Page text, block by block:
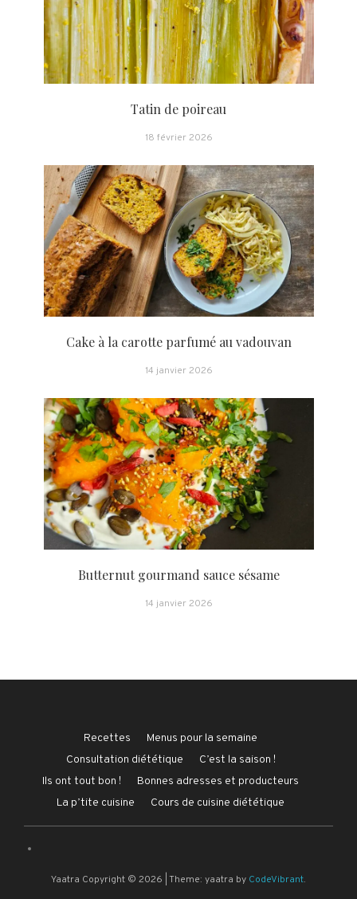
Tatin de poireau
18 février 2026
Cake à la carotte parfumé au vadouvan
14 janvier 2026
Butternut gourmand sauce sésame
14 janvier 2026
Recettes
Menus pour la semaine
Consultation diététique
C’est la saison !
Ils ont tout bon !
Bonnes adresses et producteurs
La p’tite cuisine
Cours de cuisine diététique
Yaatra Copyright © 2026 Theme: yaatra by CodeVibrant.